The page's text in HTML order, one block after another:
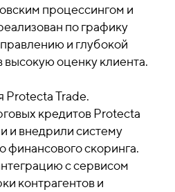
процессингом и
по графику
и глубокой
высокую оценку клиента.
Protecta Trade.
кредитов Protecta
и внедрили систему
финансового скоринга.
с сервисом
контрагентов и